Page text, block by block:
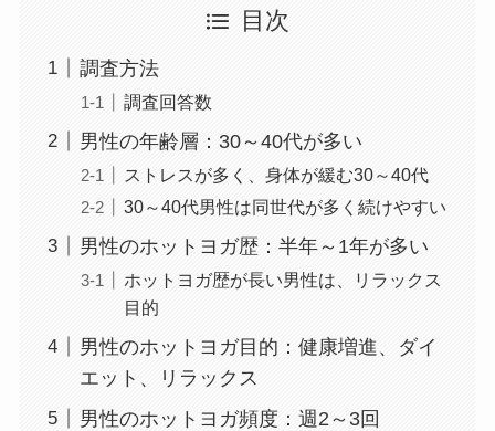
目次
調査方法
調査回答数
男性の年齢層：30～40代が多い
ストレスが多く、身体が緩む30～40代
30～40代男性は同世代が多く続けやすい
男性のホットヨガ歴：半年～1年が多い
ホットヨガ歴が長い男性は、リラックス
目的
男性のホットヨガ目的：健康増進、ダイ
エット、リラックス
男性のホットヨガ頻度：週2～3回